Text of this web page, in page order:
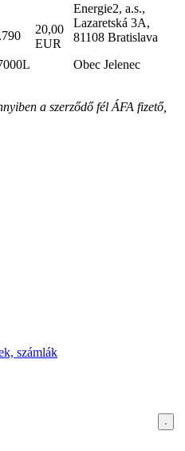
20,00
EUR
Energie2, a.s.,
Lazaretská 3A,
81108 Bratislava
Obec Jelenec
a szerződő fél ÁFA fizető,
számlák